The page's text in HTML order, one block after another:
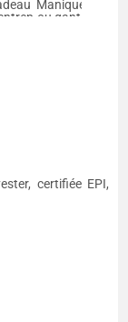
certifiée EPI,